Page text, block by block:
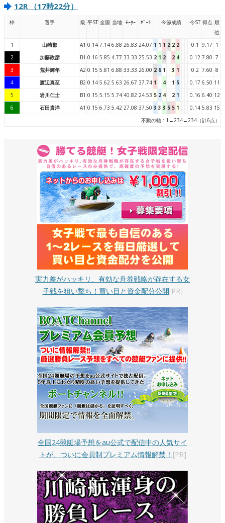
12R （17時22分）
枠 選手 級 平ST 全国 当地 ﾓｰﾀｰ ﾎﾞｰﾄ 今節成績 今ST 得点 順
位
1
山崎郡 A1 0.14 7.14 6.88 26.83 24.07 1 1 1 2 2 2 0.1 9.17 1
2
加藤政彦 B1 0.16 5.85 4.77 33.33 25.53 2 1 2 2 4 0.12 7.80 7
3
荒井輝年 A2 0.15 5.81 6.88 33.33 26.00 2 6 1 3 1 0.2 7.60 8
4
渡辺真至 B2 0.14 5.62 5.63 26.67 37.74 1 4 1 5 0.17 6.50 11
5
岩川仁士 B1 0.15 5.15 5.74 40.82 24.53 5 2 4 2 1 0.16 6.40 12
6
石田貴洋 A1 0.15 6.73 5.42 27.08 37.50 3 3 3 5 5 1 0.14 5.83 15
不動の軸 : 1→234→234（計6点）
実力差がハッキリ、有効な舟券戦略が存在する女
子戦を狙い撃ち！買い目と資金配分公開[PR]
全国24競艇場予想をau公式で配信中の人気サイ
トが、ついに会員制プレミアム情報解禁！ [PR]